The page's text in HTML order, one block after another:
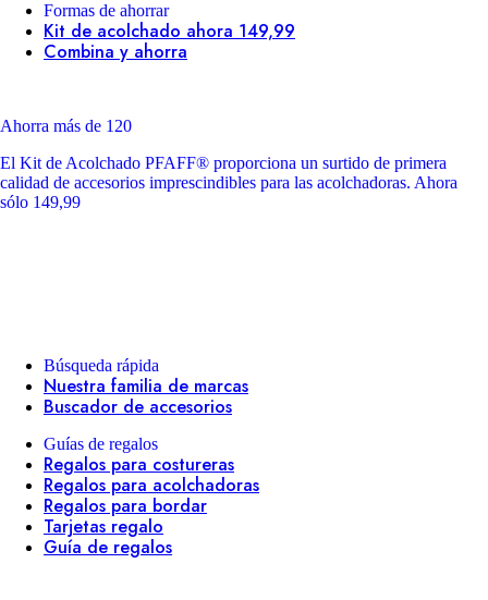
Formas de ahorrar
Kit de acolchado ahora 149,99
Combina y ahorra
Ahorra más de 120
El Kit de Acolchado PFAFF® proporciona un surtido de primera
calidad de accesorios imprescindibles para las acolchadoras. Ahora
sólo 149,99
Búsqueda rápida
Nuestra familia de marcas
Buscador de accesorios
Guías de regalos
Regalos para costureras
Regalos para acolchadoras
Regalos para bordar
Tarjetas regalo
Guía de regalos